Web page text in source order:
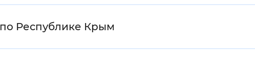
Республике Крым